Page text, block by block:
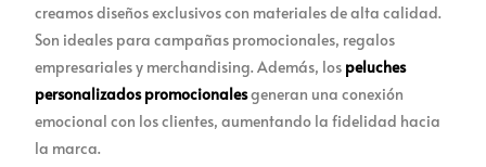
creamos diseños exclusivos con materiales de alta calidad.
Son ideales para campañas promocionales, regalos
empresariales y merchandising. Además, los peluches
personalizados promocionalesgeneran una conexión
emocional con los clientes, aumentando la fidelidad hacia
la marca.